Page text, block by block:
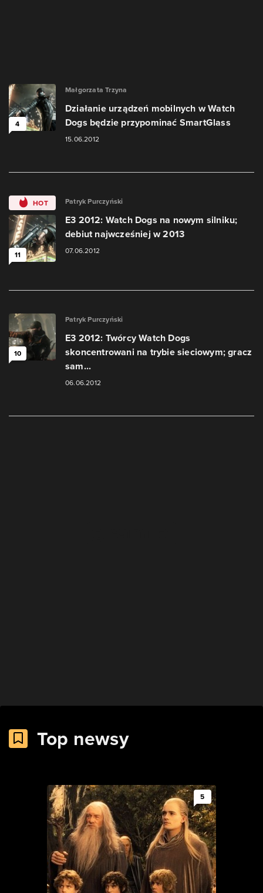
4
Małgorzata Trzyna
Działanie urządzeń mobilnych w Watch
Dogs będzie przypominać SmartGlass
15.06.2012
HOT
11
Patryk Purczyński
E3 2012: Watch Dogs na nowym silniku;
debiut najwcześniej w 2013
07.06.2012
10
Patryk Purczyński
E3 2012: Twórcy Watch Dogs
skoncentrowani na trybie sieciowym; gracz
sam...
06.06.2012
Top newsy
5